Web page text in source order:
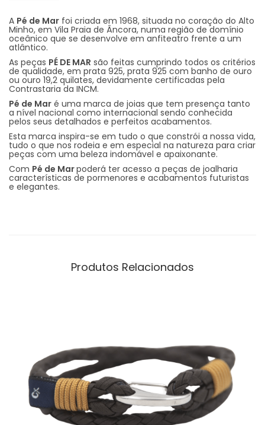
A Pé de Mar foi criada em 1968, situada no coração do Alto
Minho, em Vila Praia de Âncora, numa região de domínio
oceânico que se desenvolve em anfiteatro frente a um
atlântico.
As peças PÉ DE MAR são feitas cumprindo todos os critérios
de qualidade, em prata 925, prata 925 com banho de ouro
ou ouro 19,2 quilates, devidamente certificadas pela
Contrastaria da INCM.
Pé de Mar é uma marca de joias que tem presença tanto
a nível nacional como internacional sendo conhecida
pelos seus detalhados e perfeitos acabamentos.
Esta marca inspira-se em tudo o que constrói a nossa vida,
tudo o que nos rodeia e em especial na natureza para criar
peças com uma beleza indomável e apaixonante.
Com Pé de Marpoderá ter acesso a peças de joalharia
características de pormenores e acabamentos futuristas
e elegantes.
Produtos Relacionados